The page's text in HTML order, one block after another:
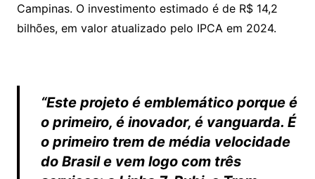
Campinas. O investimento estimado é de R$ 14,2
bilhões, em valor atualizado pelo IPCA em 2024.
“Este projeto é emblemático porque é
o primeiro, é inovador, é vanguarda. É
o primeiro trem de média velocidade
do Brasil e vem logo com três